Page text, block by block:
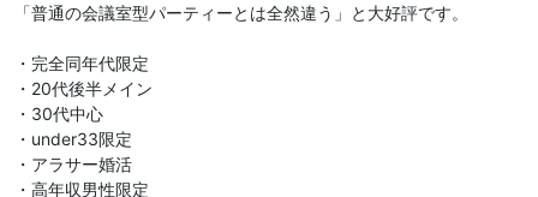
「普通の会議室型パーティーとは全然違う」と大好評です。
・完全同年代限定
・20代後半メイン
・30代中心
・under33限定
・アラサー婚活
・高年収男性限定